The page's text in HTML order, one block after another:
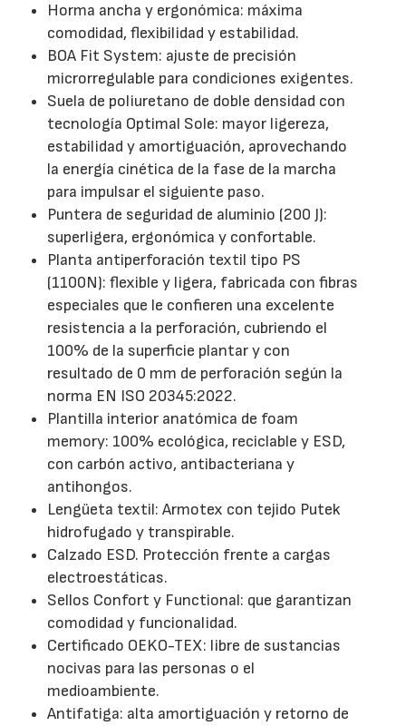
Horma ancha y ergonómica: máxima
comodidad, flexibilidad y estabilidad.
BOA Fit System: ajuste de precisión
microrregulable para condiciones exigentes.
Suela de poliuretano de doble densidad con
tecnología Optimal Sole: mayor ligereza,
estabilidad y amortiguación, aprovechando
la energía cinética de la fase de la marcha
para impulsar el siguiente paso.
Puntera de seguridad de aluminio (200 J):
superligera, ergonómica y confortable.
Planta antiperforación textil tipo PS
(1100N): flexible y ligera, fabricada con fibras
especiales que le confieren una excelente
resistencia a la perforación, cubriendo el
100% de la superficie plantar y con
resultado de 0 mm de perforación según la
norma EN ISO 20345:2022.
Plantilla interior anatómica de foam
memory: 100% ecológica, reciclable y ESD,
con carbón activo, antibacteriana y
antihongos.
Lengüeta textil: Armotex con tejido Putek
hidrofugado y transpirable.
Calzado ESD. Protección frente a cargas
electroestáticas.
Sellos Confort y Functional: que garantizan
comodidad y funcionalidad.
Certificado OEKO-TEX: libre de sustancias
nocivas para las personas o el
medioambiente.
Antifatiga: alta amortiguación y retorno de